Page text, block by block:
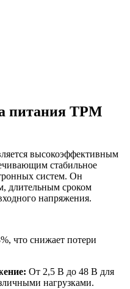
питания TPM
высокоэффективным
стабильное
систем. Он
длительным сроком
напряжения.
что снижает потери
От 2,5 В до 48 В для
нагрузками.